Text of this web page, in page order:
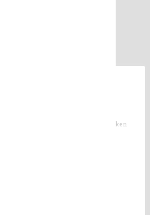
SIE DIE
IHRER
DATEN
Surferlebnis zu bieten,
Website Cookies. Durch Klicken
schließen" stimmen Sie der